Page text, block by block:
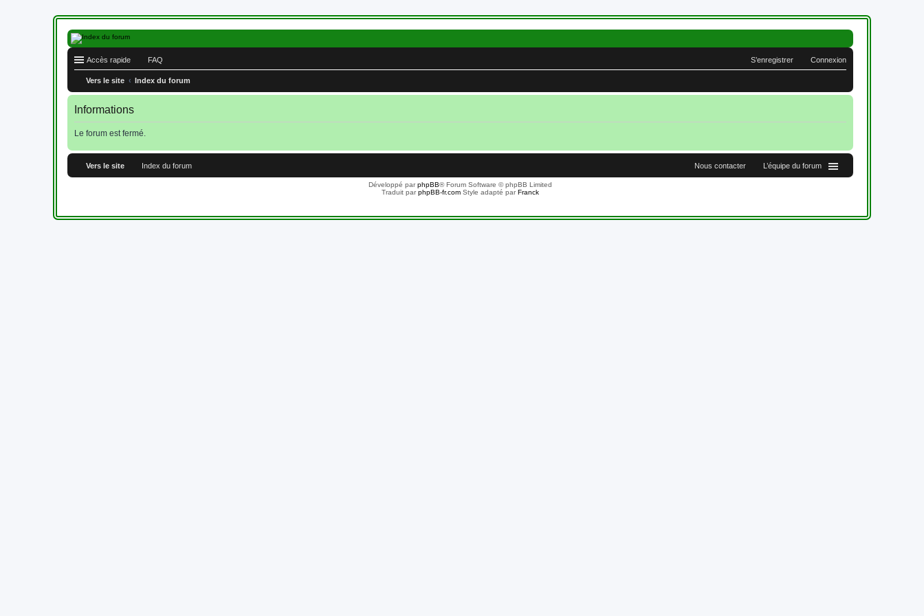
Accès rapide FAQ Connexion
S’enregistrer
Vers le site Index du forum
Informations
Le forum est fermé.
Vers le site Index du forum L’équipe du forum
Nous contacter
Développé parphpBB® Forum Software © phpBB Limited
Traduit parphpBB-fr.comStyle adapté parFranck